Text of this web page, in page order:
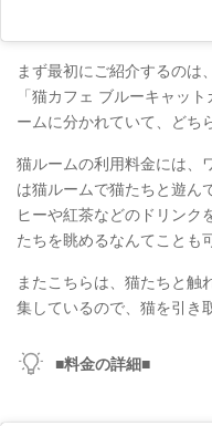
まず最初にご紹介するのは
「猫カフェ ブルーキャッ
ームに分かれていて、どち
猫ルームの利用料金には、
は猫ルームで猫たちと遊ん
ヒーや紅茶などのドリンク
たちを眺めるなんてことも
またこちらは、猫たちと触
集しているので、猫を引き
■料金の詳細■